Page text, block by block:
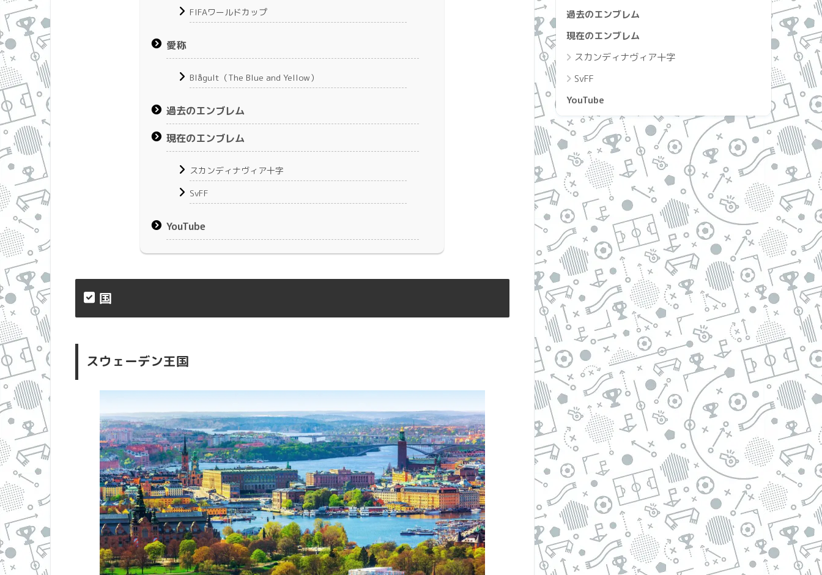
FIFAワールドカップ
愛称
Blågult（The Blue and Yellow）
過去のエンブレム
現在のエンブレム
スカンディナヴィア十字
SvFF
YouTube
国
スウェーデン王国
過去のエンブレム
現在のエンブレム
スカンディナヴィア十字
SvFF
YouTube